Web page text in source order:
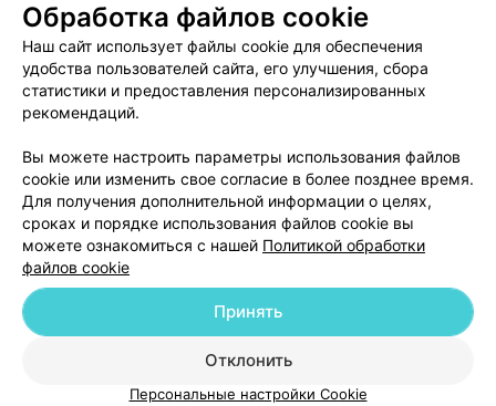
Пользовательское соглашение
Способы оплаты
Вакансии
Партнеры
Написать руководителю 103.by
Обработка персональных данных
© 2026 ООО «Артокс Лаб», УНП 191700409
| 220012, Республика Беларусь,
Служба поддержки +375 291212755
Обработка файлов cookie
Наш сайт использует файлы cookie для обеспечения
удобства пользователей сайта, его улучшения, сбора
статистики и предоставления персонализированных
рекомендаций.
Вы можете настроить параметры использования файлов
cookie или изменить свое согласие в более позднее время.
Для получения дополнительной информации о целях,
сроках и порядке использования файлов cookie вы
можете ознакомиться с нашей Политикой обработки
файлов cookie
Отклонить
Принять
Персональные настройки Cookie